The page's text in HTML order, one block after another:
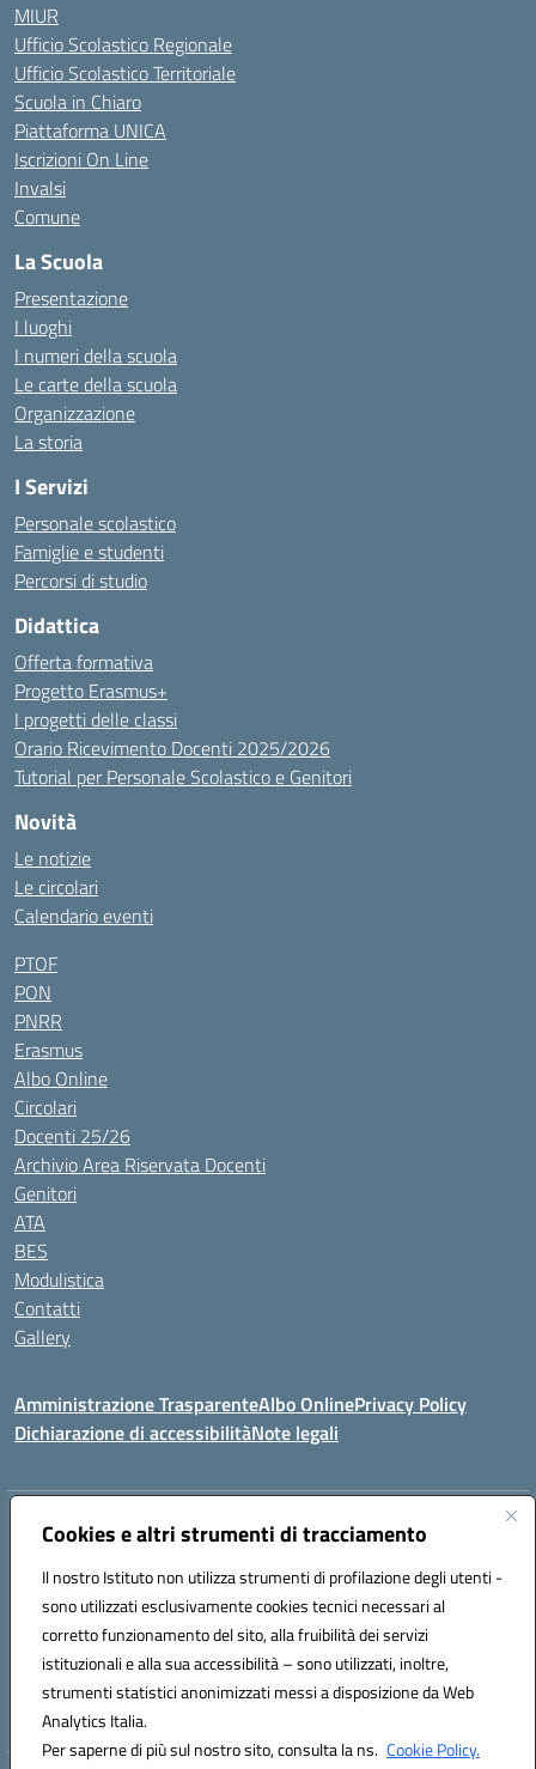
Cookies e altri strumenti di tracciamento
Il nostro Istituto non utilizza strumenti di profilazione degli utenti -
sono utilizzati esclusivamente cookies tecnici necessari al
corretto funzionamento del sito, alla fruibilità dei servizi
istituzionali e alla sua accessibilità – sono utilizzati, inoltre,
strumenti statistici anonimizzati messi a disposizione da Web
Analytics Italia.
Per saperne di più sul nostro sito, consulta la ns. Cookie Policy.
MIUR
Ufficio Scolastico Regionale
Ufficio Scolastico Territoriale
Scuola in Chiaro
Piattaforma UNICA
Iscrizioni On Line
Invalsi
Comune
La Scuola
Presentazione
I luoghi
I numeri della scuola
Le carte della scuola
Organizzazione
La storia
I Servizi
Personale scolastico
Famiglie e studenti
Percorsi di studio
Didattica
Offerta formativa
Progetto Erasmus+
I progetti delle classi
Orario Ricevimento Docenti 2025/2026
Tutorial per Personale Scolastico e Genitori
Novità
Le notizie
Le circolari
Calendario eventi
PTOF
PON
PNRR
Erasmus
Albo Online
Circolari
Docenti 25/26
Archivio Area Riservata Docenti
Genitori
ATA
BES
Modulistica
Contatti
Gallery
Amministrazione TrasparenteAlbo OnlinePrivacy Policy
Dichiarazione di accessibilitàNote legali
Indirizzo:Via Coniugi Crigna – Cap. 89861 – Tropea (VV)
Posta elettronica certificata (PEC):vvic82200d@pec.istruzione.it
Codice fiscale: 96012410799
Codice meccanografico:VVIC82200D
Codice Indice delle Pubbliche Amministrazioni (IPA): istsc_vvic82200d
Codice unico di fatturazione (CUF): UFUKAE